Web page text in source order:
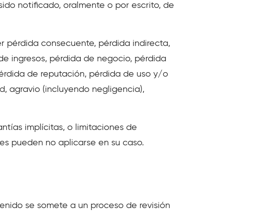
notificado, oralmente o por escrito, de
pérdida consecuente, pérdida indirecta,
ingresos, pérdida de negocio, pérdida
de reputación, pérdida de uso y/o
agravio (incluyendo negligencia),
implícitas, o limitaciones de
pueden no aplicarse en su caso.
se somete a un proceso de revisión